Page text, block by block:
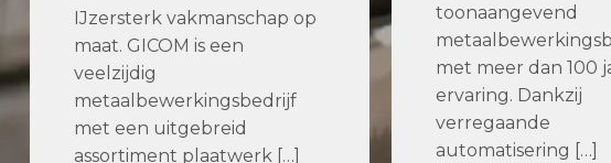
IJzersterk vakmanschap op
maat. GICOM is een
veelzijdig
metaalbewerkingsbedrijf
met een uitgebreid
assortiment plaatwerk […]
toonaangevend
met meer dan 100
ervaring. Dankzij
verregaande
automatisering […]